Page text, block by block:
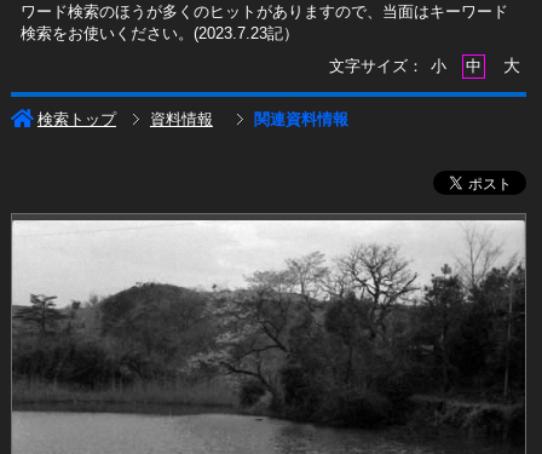
ワード検索のほうが多くのヒットがありますので、当面はキーワード
検索をお使いください。(2023.7.23記）
文字サイズ：
小 中 大
検索トップ 資料情報 関連資料情報